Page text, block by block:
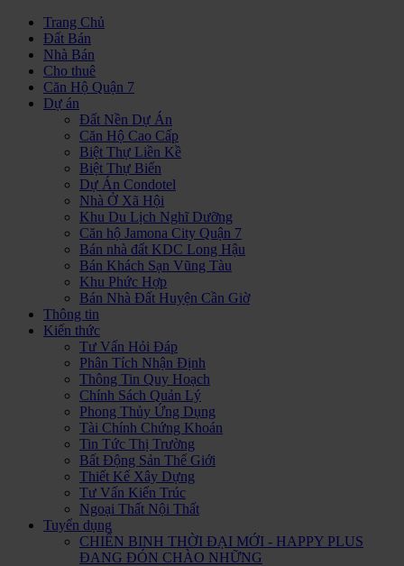
Trang Chủ
Đất Bán
Nhà Bán
Cho thuê
Căn Hộ Quận 7
Dự án
Đất Nền Dự Án
Căn Hộ Cao Cấp
Biệt Thự Liền Kề
Biệt Thự Biển
Dự Án Condotel
Nhà Ở Xã Hội
Khu Du Lịch Nghĩ Dưỡng
Căn hộ Jamona City Quận 7
Bán nhà đất KDC Long Hậu
Bán Khách Sạn Vũng Tàu
Khu Phức Hợp
Bán Nhà Đất Huyện Cần Giờ
Thông tin
Kiến thức
Tư Vấn Hỏi Đáp
Phân Tích Nhận Định
Thông Tin Quy Hoạch
Chính Sách Quản Lý
Phong Thủy Ứng Dụng
Tài Chính Chứng Khoán
Tin Tức Thị Trường
Bất Động Sản Thế Giới
Thiết Kế Xây Dựng
Tư Vấn Kiến Trúc
Ngoại Thất Nội Thất
Tuyển dụng
CHIẾN BINH THỜI ĐẠI MỚI - HAPPY PLUS
ĐANG ĐÓN CHÀO NHỮNG